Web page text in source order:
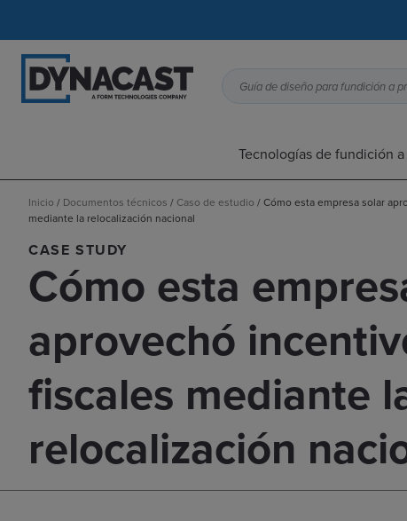
Tecnologías de fundición
Inicio / Documentos técnicos / Caso de estudio /Cómo esta empresa solar
mediante la relocalización nacional
CASE STUDY
Cómo esta
aprovechó
fiscales mediante
relocalización